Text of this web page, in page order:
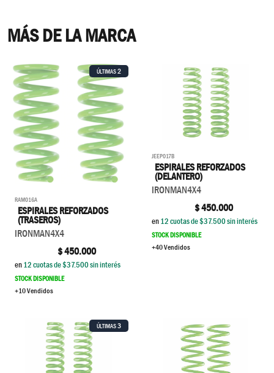
MÁS DE LA MARCA
ÚLTIMAS2
RAM016A
ESPIRALES REFORZADOS
(TRASEROS)
IRONMAN4X4
$450.000
en12cuotas de $37.500sin interés
STOCK DISPONIBLE
+10 Vendidos
JEEP017B
ESPIRALES REFORZADOS
(DELANTERO)
IRONMAN4X4
$450.000
en12cuotas de $37.500sin interés
STOCK DISPONIBLE
+40 Vendidos
ÚLTIMAS3